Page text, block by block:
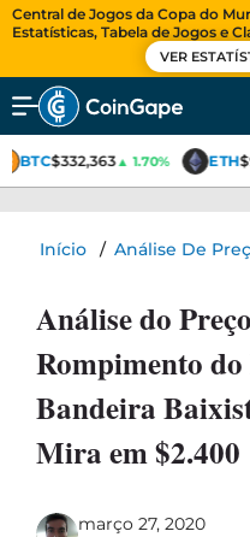
Central de Jogos da Copa do
Estatísticas, Tabela de Jogos e
VER
BTC$332,363▲ 1.70% ETH
Início / Análise De
Análise do
Rompimento
Bandeira
Mira em $2.400
março 27, 2020